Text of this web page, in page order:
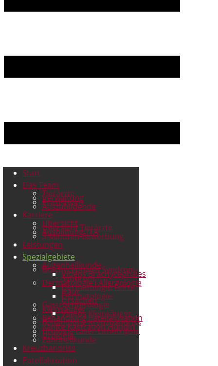
Start
Das Team
Tierärzte
Verwaltung
Praxisteam
Auszubildende
Karriere
Übersicht
Übersicht Tierärzte
Ausbildung TFA
3-Minuten-Bewerbung
Leistungen
Spezialgebiete
Augenheilkunde
Brachycephales Syndrom
Videos Brachycephales
Syndrom
Dermatologie I Allergologie
Dermatologie Fell u.
Haut
Dermatologie
Ursachen
Gastroenterologie
Kleinsäuger
Videos Kleinsäuger
Behandlung Patellaluxation
Behandlung Kreuzbandriss
Sanfte Kastration Hündin
Urologie Laser-Lithotripsie
Urologie
Zahnheilkunde
Kreuzbandriss
Patellaluxation